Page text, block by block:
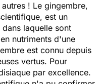
! Le gingembre,
est un
laquelle sont
nutriments d'une
est connu depuis
vertus. Pour
par excellence.